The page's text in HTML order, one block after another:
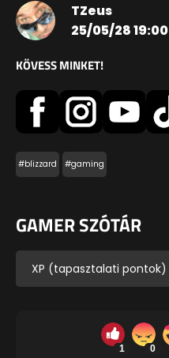
TZeus
25/05/28 19:00
KÖVESS MINKET!
#blizzard #gaming
GAMER SZÓTÁR
XP (tapasztalati pontok)
1 0